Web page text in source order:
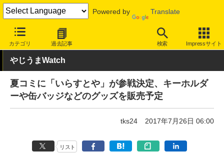
Powered by Translate
カテゴリ 過去記事 検索 Impressサイト
INTERNET Watch トピック
やじうまWatch
夏コミに「いらすとや」が参戦決定、キーホルダ
ーや缶バッジなどのグッズを販売予定
tks24 2017年7月26日 06:00
リスト